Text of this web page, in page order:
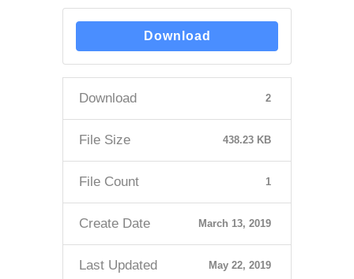
Download
Download 2
File Size 438.23 KB
File Count 1
Create Date March 13, 2019
Last Updated May 22, 2019